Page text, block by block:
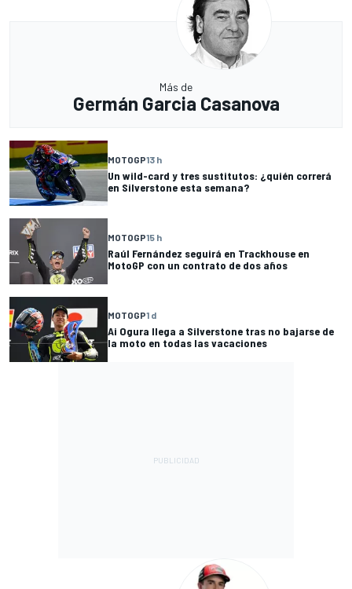
Más de
Germán Garcia Casanova
MOTOGP13 h
Un wild-card y tres sustitutos: ¿quién correrá
en Silverstone esta semana?
MOTOGP15 h
Raúl Fernández seguirá en Trackhouse en
MotoGP con un contrato de dos años
MOTOGP1 d
Ai Ogura llega a Silverstone tras no bajarse de
la moto en todas las vacaciones